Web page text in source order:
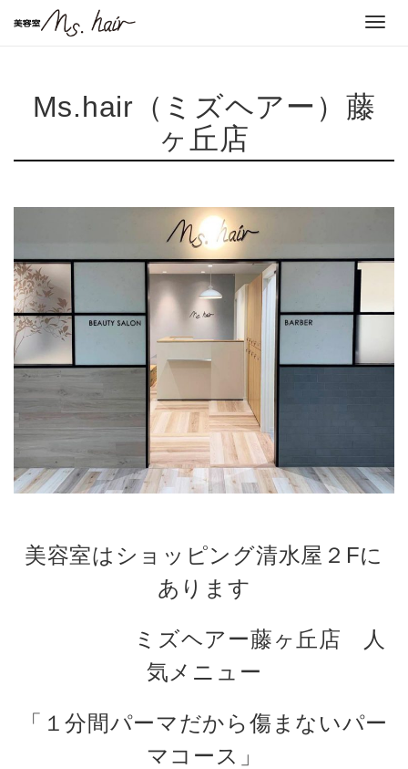
Ms.hair（ミズヘアー）藤
ヶ丘店
美容室はショッピング清水屋２Fに
あります
ミズヘアー藤ヶ丘店 人
気メニュー
「１分間パーマだから傷まないパー
マコース」